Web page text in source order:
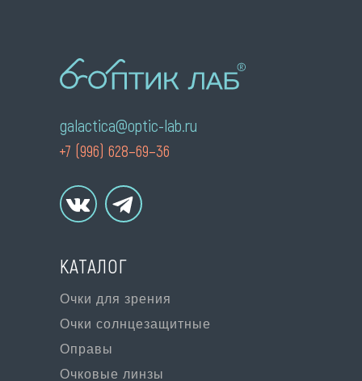
galactica@optic-lab.ru
Очки для зрения
Очки солнцезащитные
Очковые линзы
Оправы
+7 (996) 628–69–36
КАТАЛОГ